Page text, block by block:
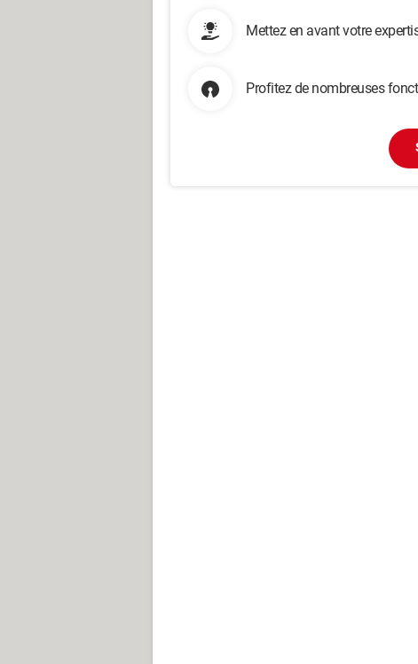
Mettez en avant votre
Profitez de nombreuses